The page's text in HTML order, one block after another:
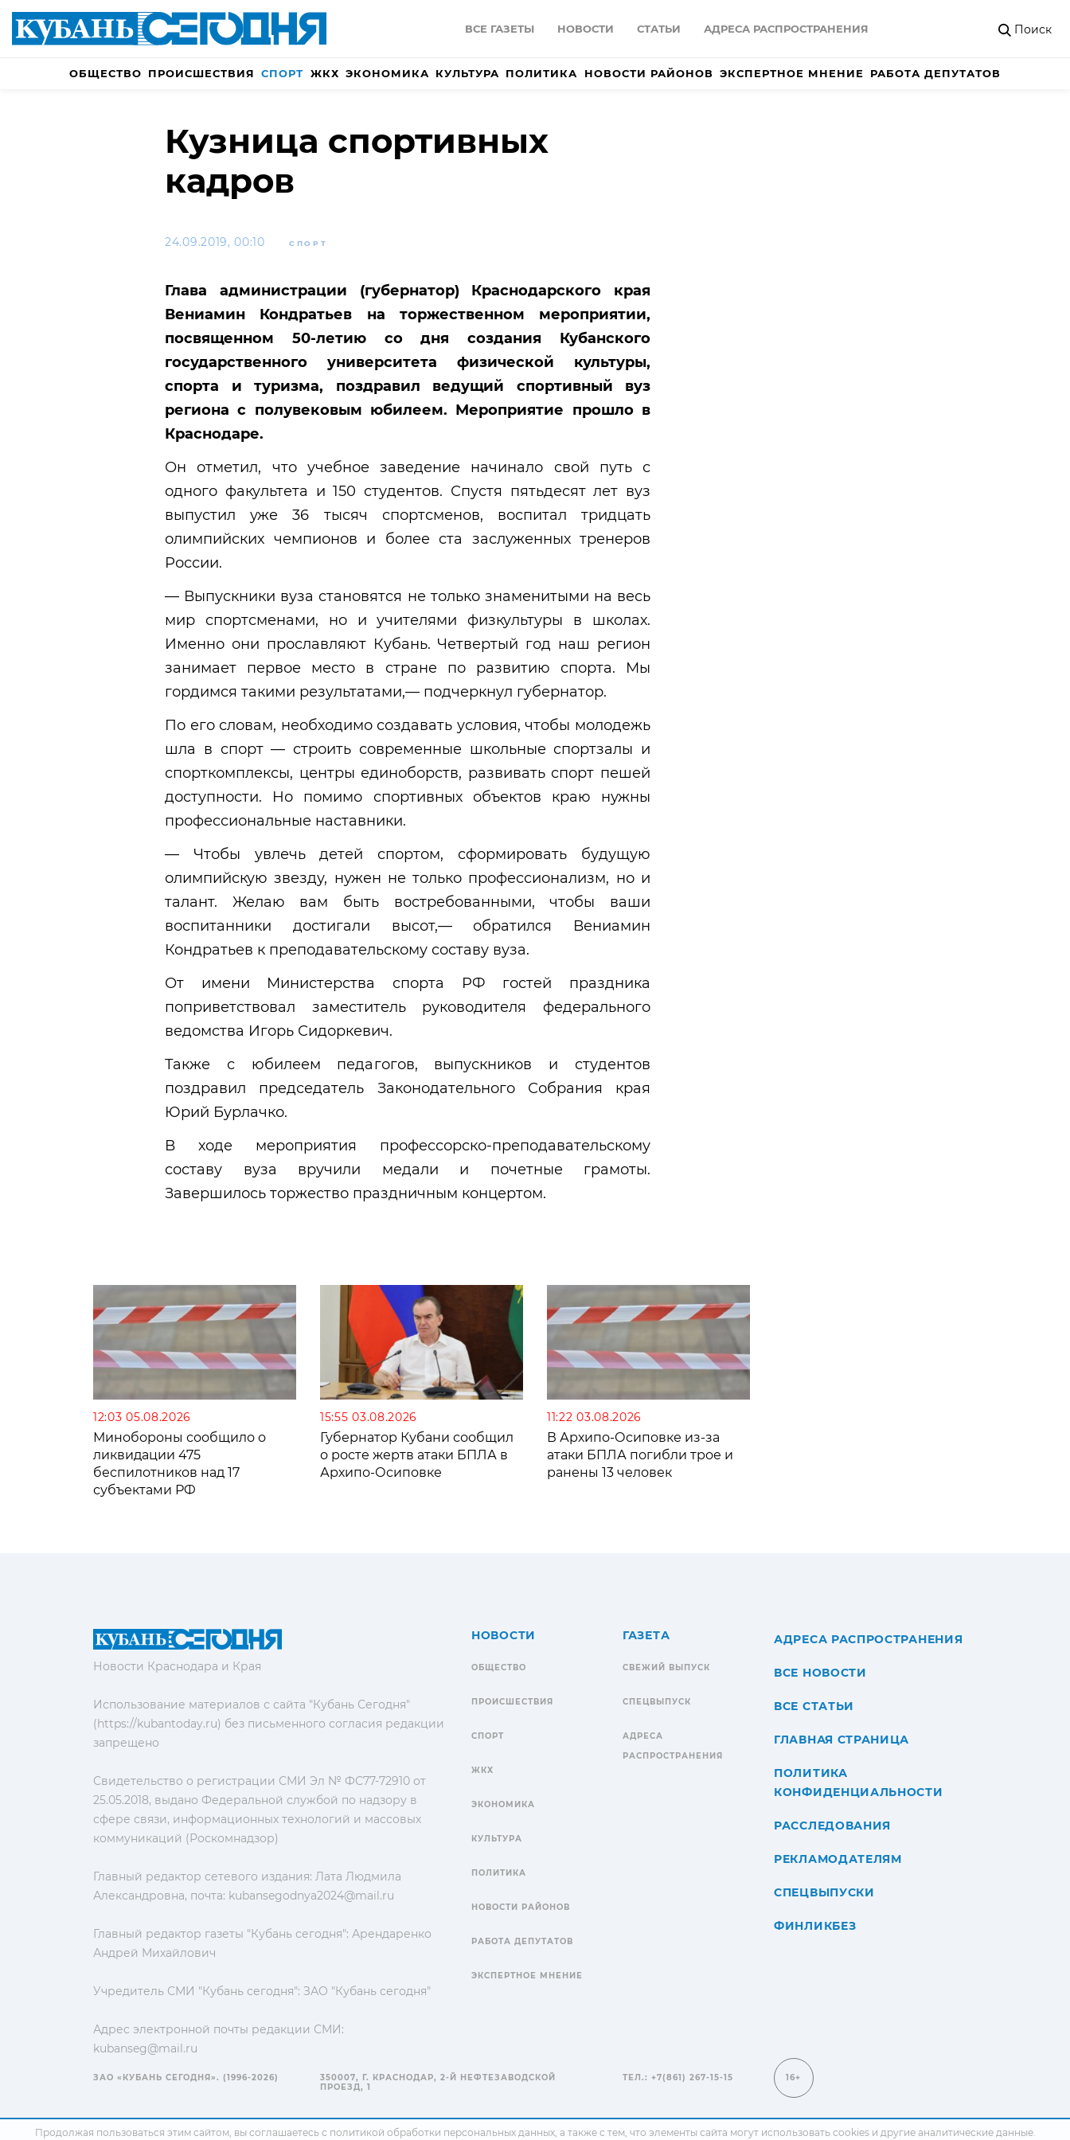
ВСЕ ГАЗЕТЫ НОВОСТИ СТАТЬИ АДРЕСА РАСПРОСТРАНЕНИЯ Поиск
ОБЩЕСТВО ПРОИСШЕСТВИЯ СПОРТ ЖКХ ЭКОНОМИКА КУЛЬТУРА ПОЛИТИКА НОВОСТИ РАЙОНОВ ЭКСПЕРТНОЕ МНЕНИЕ РАБОТА ДЕПУТАТОВ
Кузница спортивных
кадров
24.09.2019, 00:10 СПОРТ
Глава администрации (губернатор) Краснодарского края
Вениамин Кондратьев на торжественном мероприятии,
посвященном 50-летию со дня создания Кубанского
государственного университета физической культуры,
спорта и туризма, поздравил ведущий спортивный вуз
региона с полувековым юбилеем. Мероприятие прошло в
Краснодаре.
Он отметил, что учебное заведение начинало свой путь с
одного факультета и 150 студентов. Спустя пятьдесят лет вуз
выпустил уже 36 тысяч спортсменов, воспитал тридцать
олимпийских чемпионов и более ста заслуженных тренеров
России.
— Выпускники вуза становятся не только знаменитыми на весь
мир спортсменами, но и учителями физкультуры в школах.
Именно они прославляют Кубань. Четвертый год наш регион
занимает первое место в стране по развитию спорта. Мы
гордимся такими результатами,— подчеркнул губернатор.
По его словам, необходимо создавать условия, чтобы молодежь
шла в спорт — строить современные школьные спортзалы и
спорткомплексы, центры единоборств, развивать спорт пешей
доступности. Но помимо спортивных объектов краю нужны
профессиональные наставники.
— Чтобы увлечь детей спортом, сформировать будущую
олимпийскую звезду, нужен не только профессионализм, но и
талант. Желаю вам быть востребованными, чтобы ваши
воспитанники достигали высот,— обратился Вениамин
Кондратьев к преподавательскому составу вуза.
От имени Министерства спорта РФ гостей праздника
поприветствовал заместитель руководителя федерального
ведомства Игорь Сидоркевич.
Также с юбилеем педагогов, выпускников и студентов
поздравил председатель Законодательного Собрания края
Юрий Бурлачко.
В ходе мероприятия профессорско-преподавательскому
составу вуза вручили медали и почетные грамоты.
Завершилось торжество праздничным концертом.
12:03 05.08.2026
Минобороны сообщило о
ликвидации 475
беспилотников над 17
субъектами РФ
15:55 03.08.2026
Губернатор Кубани сообщил
о росте жертв атаки БПЛА в
Архипо-Осиповке
11:22 03.08.2026
В Архипо-Осиповке из-за
атаки БПЛА погибли трое и
ранены 13 человек
Новости Краснодара и Края
Использование материалов с сайта "Кубань Сегодня"
(https://kubantoday.ru) без письменного согласия редакции
запрещено
Свидетельство о регистрации СМИ Эл № ФС77-72910 от
25.05.2018, выдано Федеральной службой по надзору в
сфере связи, информационных технологий и массовых
коммуникаций (Роскомнадзор)
Главный редактор сетевого издания: Лата Людмила
Александровна, почта: kubansegodnya2024@mail.ru
Главный редактор газеты "Кубань сегодня": Арендаренко
Андрей Михайлович
Учредитель СМИ "Кубань сегодня": ЗАО "Кубань сегодня"
Адрес электронной почты редакции СМИ:
kubanseg@mail.ru
НОВОСТИ
ОБЩЕСТВО
ПРОИСШЕСТВИЯ
СПОРТ
ЖКХ
ЭКОНОМИКА
КУЛЬТУРА
ПОЛИТИКА
НОВОСТИ РАЙОНОВ
РАБОТА ДЕПУТАТОВ
ЭКСПЕРТНОЕ МНЕНИЕ
ГАЗЕТА
СВЕЖИЙ ВЫПУСК
СПЕЦВЫПУСК
АДРЕСА
РАСПРОСТРАНЕНИЯ
АДРЕСА РАСПРОСТРАНЕНИЯ
ВСЕ НОВОСТИ
ВСЕ СТАТЬИ
ГЛАВНАЯ СТРАНИЦА
ПОЛИТИКА
КОНФИДЕНЦИАЛЬНОСТИ
РАССЛЕДОВАНИЯ
РЕКЛАМОДАТЕЛЯМ
СПЕЦВЫПУСКИ
ФИНЛИКБЕЗ
ЗАО «КУБАНЬ СЕГОДНЯ». (1996-2026)
350007, Г. КРАСНОДАР, 2-Й НЕФТЕЗАВОДСКОЙ
ПРОЕЗД, 1
ТЕЛ.: +7(861) 267-15-15 16+
Продолжая пользоваться этим сайтом, вы соглашаетесь с политикой обработки персональных данных, а также с тем, что элементы сайта могут использовать cookies и другие аналитические данные.